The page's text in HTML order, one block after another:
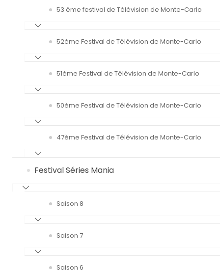
53 ème festival de Télévision de Monte-Carlo
52ème Festival de Télévision de Monte-Carlo
51ème Festival de Télévision de Monte-Carlo
50ème Festival de Télévision de Monte-Carlo
47ème Festival de Télévision de Monte-Carlo
Festival Séries Mania
Saison 8
Saison 7
Saison 6